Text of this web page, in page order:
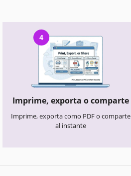
4
Imprime, exporta o comparte
Imprime, exporta como PDF o comparte
al instante